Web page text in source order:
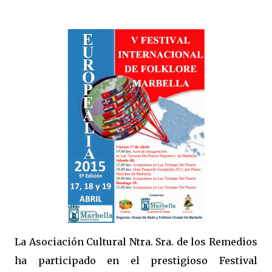
La Asociación Cultural Ntra. Sra. de los Remedios
ha participado en el prestigioso Festival